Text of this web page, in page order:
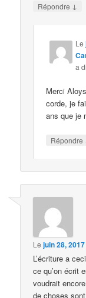
Répondre ↓
Le
a
Merci
corde, je
ans que je
Répondre
Lejuin 28,
L’écriture a
ce qu’on écrit
voudrait
de choses